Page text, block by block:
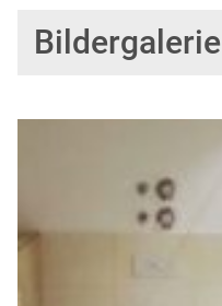
Bildergalerie